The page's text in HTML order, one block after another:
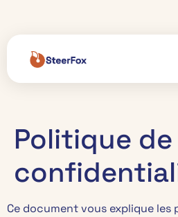
Politique de
Ce document vous explique les